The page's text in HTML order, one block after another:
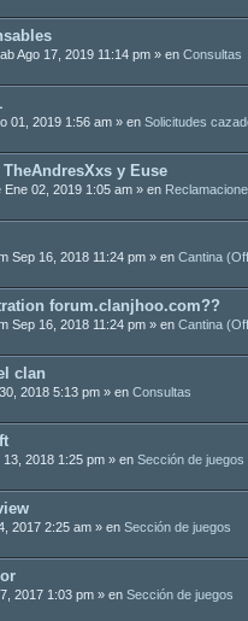
Ago 17, 2019 11:14 pm » en Consultas
01, 2019 1:56 am » en Solicitudes
TheAndresXxs y Euse
Ene 02, 2019 1:05 am » en
Sep 16, 2018 11:24 pm » en Cantina
forum.clanjhoo.com??
Sep 16, 2018 11:24 pm » en Cantina
clan
2018 5:13 pm » en Consultas
13, 2018 1:25 pm » en Sección de juegos
2017 2:25 am » en Sección de juegos
2017 1:03 pm » en Sección de juegos